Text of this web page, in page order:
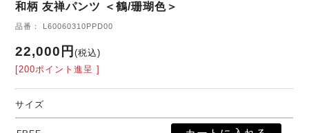
和柄 友禅パンツ ＜鶴/珊瑚色＞
品番： L60060310PPD00
22,000円(税込)
[200ポイント進呈 ]
サイズ